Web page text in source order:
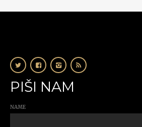
PIŠI NAM
NAME